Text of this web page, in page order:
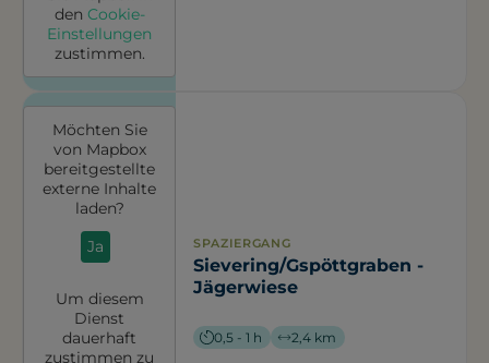
den Cookie-
Einstellungen
zustimmen.
Möchten Sie
von Mapbox
bereitgestellte
externe Inhalte
laden?
Ja
Um diesem
Dienst
dauerhaft
zustimmen zu
SPAZIERGANG
Sievering/Gspöttgraben -
Jägerwiese
0,5 - 1 h 2,4 km